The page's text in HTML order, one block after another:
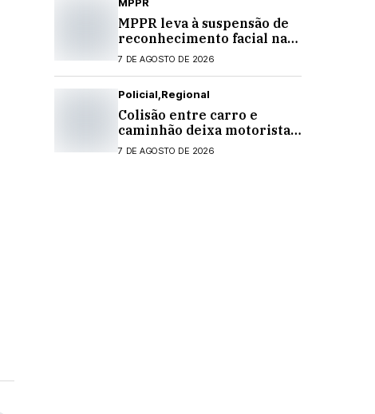
MPPR leva à suspensão de
reconhecimento facial nas
escolas estaduais
7 DE AGOSTO DE 2026
Policial Regional
Colisão entre carro e
caminhão deixa motorista
ferido na PR-495, em
7 DE AGOSTO DE 2026